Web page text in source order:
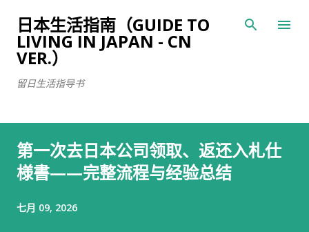
跳至主要内容
日本生活指南（GUIDE TO
LIVING IN JAPAN - CN
VER.）
留日生活指导书
第一次去日本公司领取、返还入札仕
様書——完整流程与经验总结
七月 09, 2026